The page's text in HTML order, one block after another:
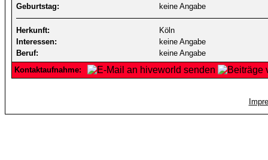
Geburtstag:
keine Angabe
Herkunft:
Köln
Interessen:
keine Angabe
Beruf:
keine Angabe
Kontaktaufnahme: